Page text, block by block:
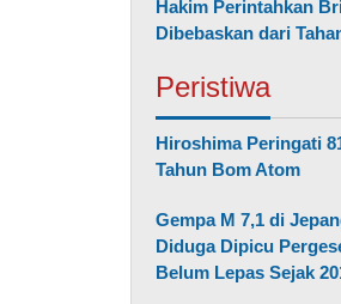
Hakim Perintahkan
Dibebaskan dari
Peristiwa
Hiroshima Peringati
Tahun Bom Atom
Gempa M 7,1 di
Diduga Dipicu
Belum Lepas Sejak